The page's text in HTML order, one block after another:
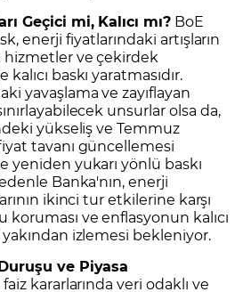
Geçici mi, Kalıcı mı?BoE
enerji fiyatlarındaki artışların
hizmetler ve çekirdek
baskı yaratmasıdır.
yavaşlama ve zayıflayan
unsurlar olsa da,
yükseliş ve Temmuz
tavanı güncellemesi
yeniden yukarı yönlü baskı
Banka'nın, enerji
ikinci tur etkilerine karşı
ve enflasyonun kalıcı
izlemesi bekleniyor.
ve Piyasa
faiz kararlarında veri odaklı ve